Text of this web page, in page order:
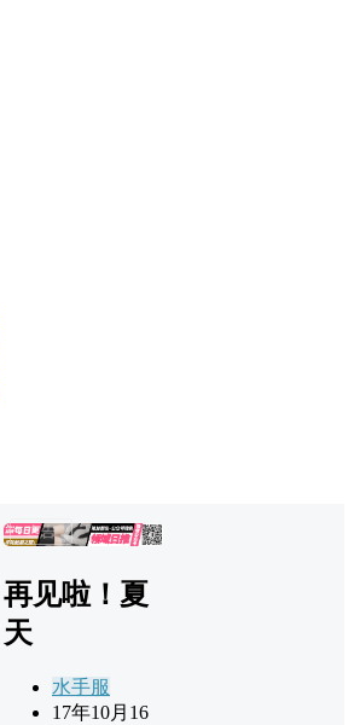
广告
再见啦！夏
天
水手服
17年10月16